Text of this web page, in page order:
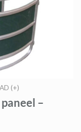
(+)
–